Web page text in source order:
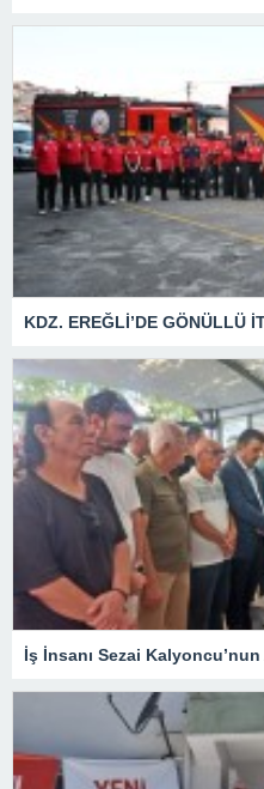
KDZ. EREĞLİ’DE GÖNÜLLÜ
İş İnsanı Sezai Kalyoncu’nun